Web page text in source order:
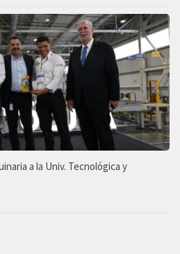
a la Univ. Tecnológica y